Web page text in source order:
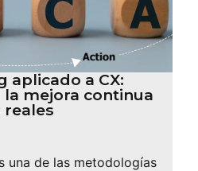
aplicado a CX:
mejora continua
reales
una de las metodologías